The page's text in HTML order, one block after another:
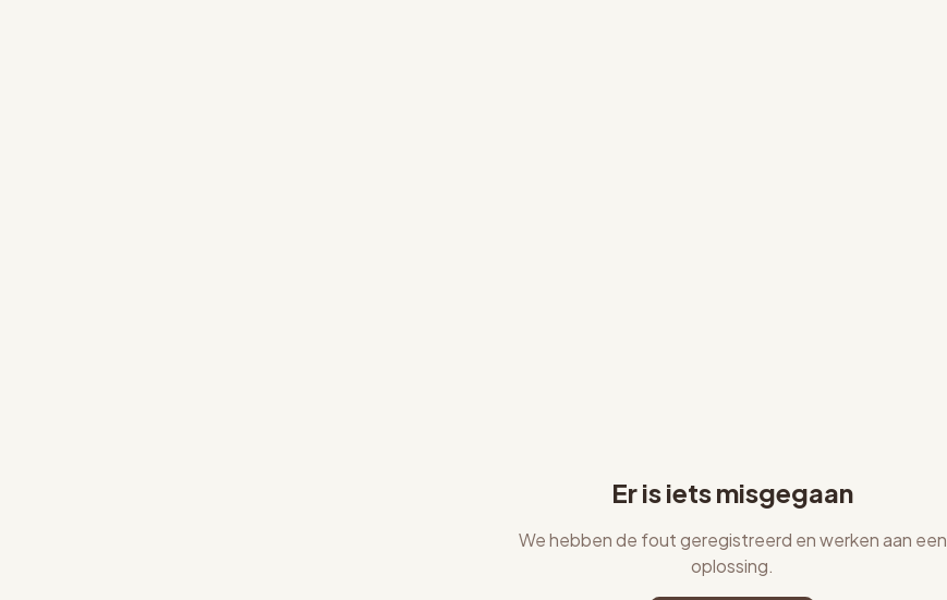
Er is iets misgegaan
We hebben de fout geregistreerd en werken aan een
oplossing.